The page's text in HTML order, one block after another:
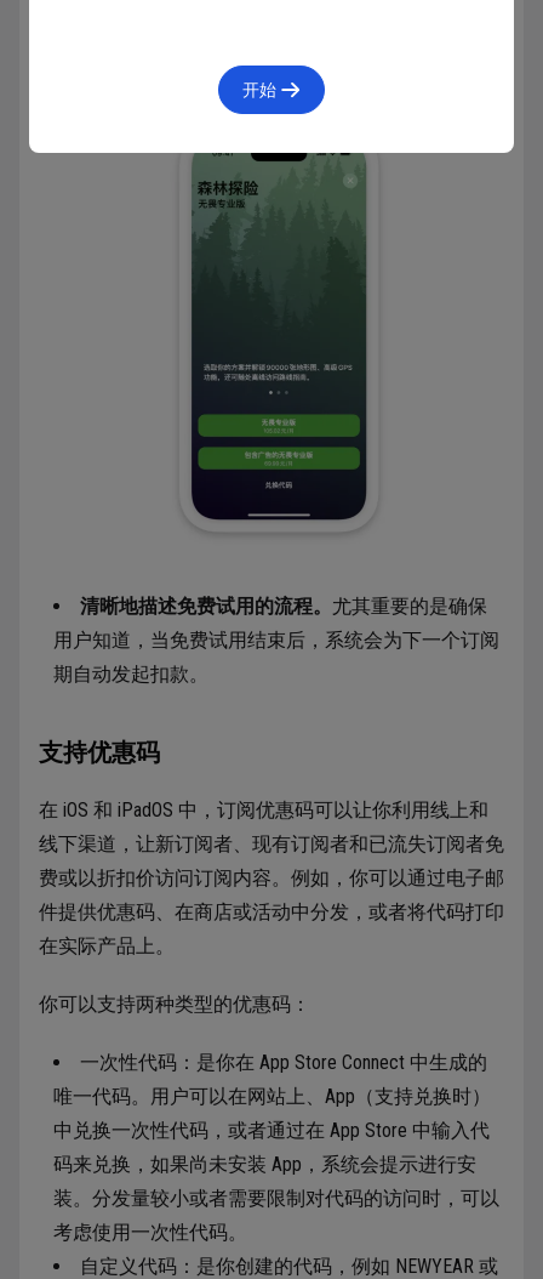
清晰地描述免费试用的流程。 尤其重要的是确保
用户知道，当免费试用结束后，系统会为下一个订阅
期自动发起扣款。
支持优惠码
在 iOS 和 iPadOS 中，订阅优惠码可以让你利用线上和
线下渠道，让新订阅者、现有订阅者和已流失订阅者免
费或以折扣价访问订阅内容。例如，你可以通过电子邮
件提供优惠码、在商店或活动中分发，或者将代码打印
在实际产品上。
你可以支持两种类型的优惠码：
一次性代码：是你在 App Store Connect 中生成的
唯一代码。用户可以在网站上、App（支持兑换时）
中兑换一次性代码，或者通过在 App Store 中输入代
码来兑换，如果尚未安装 App，系统会提示进行安
装。分发量较小或者需要限制对代码的访问时，可以
考虑使用一次性代码。
自定义代码：是你创建的代码，例如 NEWYEAR 或
开始